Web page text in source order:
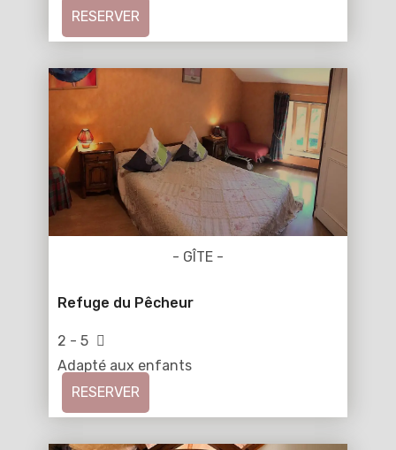
RESERVER
- GÎTE -
Refuge du Pêcheur
2 - 5
Adapté aux enfants
RESERVER